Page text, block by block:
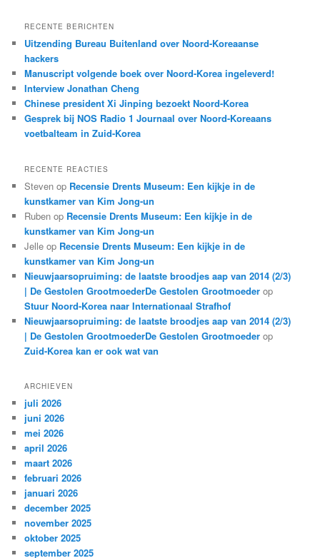
k
n
RECENTE BERICHTEN
Uitzending Bureau Buitenland over Noord-Koreaanse
hackers
Manuscript volgende boek over Noord-Korea ingeleverd!
Interview Jonathan Cheng
Chinese president Xi Jinping bezoekt Noord-Korea
Gesprek bij NOS Radio 1 Journaal over Noord-Koreaans
voetbalteam in Zuid-Korea
RECENTE REACTIES
Steven op Recensie Drents Museum: Een kijkje in de
kunstkamer van Kim Jong-un
Ruben op Recensie Drents Museum: Een kijkje in de
kunstkamer van Kim Jong-un
Jelle op Recensie Drents Museum: Een kijkje in de
kunstkamer van Kim Jong-un
Nieuwjaarsopruiming: de laatste broodjes aap van 2014 (2/3)
| De Gestolen GrootmoederDe Gestolen Grootmoeder op
Stuur Noord-Korea naar Internationaal Strafhof
Nieuwjaarsopruiming: de laatste broodjes aap van 2014 (2/3)
| De Gestolen GrootmoederDe Gestolen Grootmoeder op
Zuid-Korea kan er ook wat van
ARCHIEVEN
juli 2026
juni 2026
mei 2026
april 2026
maart 2026
februari 2026
januari 2026
december 2025
november 2025
oktober 2025
september 2025